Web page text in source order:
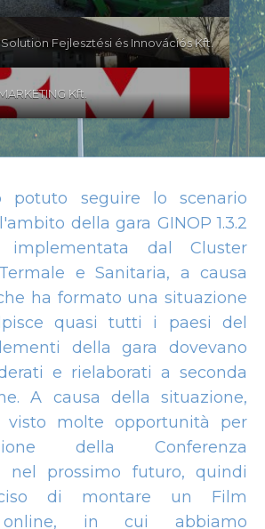
Fejlesztési és Innovációs Kft.
Kft.
potuto seguire lo scenario
della gara GINOP 1.3.2
implementata dal Cluster
e Sanitaria, a causa
ha formato una situazione
quasi tutti i paesi del
della gara dovevano
e rielaborati a seconda
A causa della situazione,
visto molte opportunità per
della Conferenza
nel prossimo futuro, quindi
di montare un Film
online, in cui abbiamo